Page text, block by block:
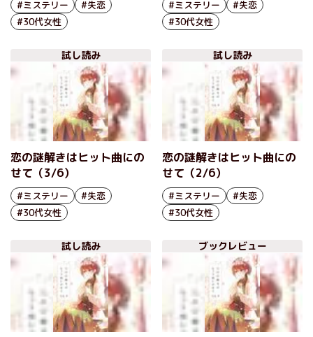
#ミステリー
#失恋
#30代女性
#ミステリー
#失恋
#30代女性
試し読み
恋の謎解きはヒット曲にの
せて（3/6）
#ミステリー
#失恋
#30代女性
試し読み
恋の謎解きはヒット曲にの
せて（2/6）
#ミステリー
#失恋
#30代女性
試し読み ブックレビュー